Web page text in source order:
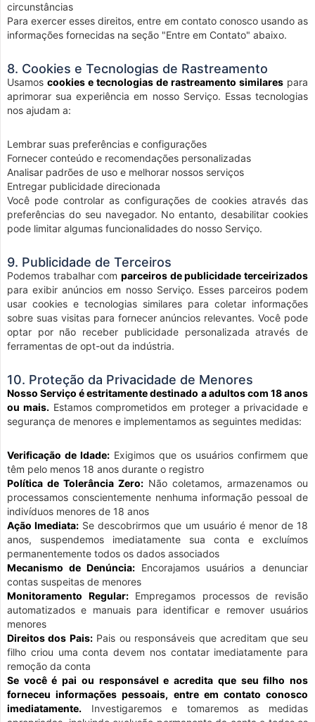
circunstâncias
Para exercer esses direitos, entre em contato conosco usando as
informações fornecidas na seção "Entre em Contato" abaixo.
8. Cookies e Tecnologias de Rastreamento
Usamos cookies e tecnologias de rastreamento similares para
aprimorar sua experiência em nosso Serviço. Essas tecnologias
nos ajudam a:
Lembrar suas preferências e configurações
Fornecer conteúdo e recomendações personalizadas
Analisar padrões de uso e melhorar nossos serviços
Entregar publicidade direcionada
Você pode controlar as configurações de cookies através das
preferências do seu navegador. No entanto, desabilitar cookies
pode limitar algumas funcionalidades do nosso Serviço.
9. Publicidade de Terceiros
Podemos trabalhar com parceiros de publicidade terceirizados
para exibir anúncios em nosso Serviço. Esses parceiros podem
usar cookies e tecnologias similares para coletar informações
sobre suas visitas para fornecer anúncios relevantes. Você pode
optar por não receber publicidade personalizada através de
ferramentas de opt-out da indústria.
10. Proteção da Privacidade de Menores
Nosso Serviço é estritamente destinado a adultos com 18 anos
ou mais.Estamos comprometidos em proteger a privacidade e
segurança de menores e implementamos as seguintes medidas:
Verificação de Idade: Exigimos que os usuários confirmem que
têm pelo menos 18 anos durante o registro
Política de Tolerância Zero: Não coletamos, armazenamos ou
processamos conscientemente nenhuma informação pessoal de
indivíduos menores de 18 anos
Ação Imediata: Se descobrirmos que um usuário é menor de 18
anos, suspendemos imediatamente sua conta e excluímos
permanentemente todos os dados associados
Mecanismo de Denúncia: Encorajamos usuários a denunciar
contas suspeitas de menores
Monitoramento Regular:Empregamos processos de revisão
automatizados e manuais para identificar e remover usuários
menores
Direitos dos Pais:Pais ou responsáveis que acreditam que seu
filho criou uma conta devem nos contatar imediatamente para
remoção da conta
Se você é pai ou responsável e acredita que seu filho nos
forneceu informações pessoais, entre em contato conosco
imediatamente. Investigaremos e tomaremos as medidas